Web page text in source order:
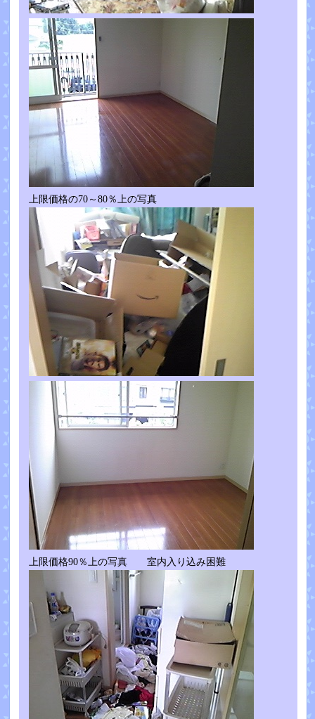
上限価格の70～80％上の写真
上限価格90％上の写真 室内入り込み困難